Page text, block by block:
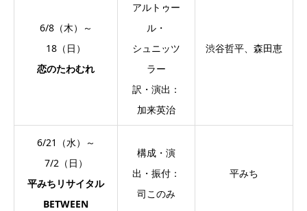
6/8（木）～
18（日）
恋のたわむれ
アルトゥー
ル・
シュニッツ
ラー
訳・演出：
加来英治
渋谷哲平、森田恵
6/21（水）～
7/2（日）
平みちリサイタル
BETWEEN
構成・演
出・振付：
司このみ
平みち